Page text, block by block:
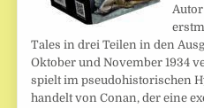
Tales in drei Teilen in den
Oktober und November 1934
spielt im pseudohistorischen
handelt von Conan, der eine